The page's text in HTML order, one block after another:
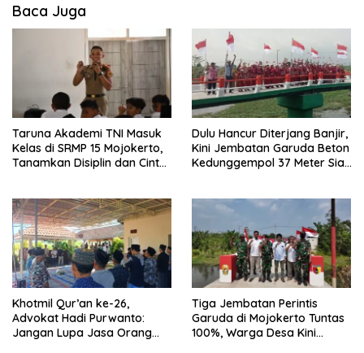
Baca Juga
Taruna Akademi TNI Masuk
Kelas di SRMP 15 Mojokerto,
Tanamkan Disiplin dan Cinta
Dulu Hancur Diterjang Banjir,
Kini Jembatan Garuda Beton
Kedunggempol 37 Meter Siap
Khotmil Qur’an ke-26,
Advokat Hadi Purwanto:
Jangan Lupa Jasa Orang
Tiga Jembatan Perintis
Garuda di Mojokerto Tuntas
100%, Warga Desa Kini